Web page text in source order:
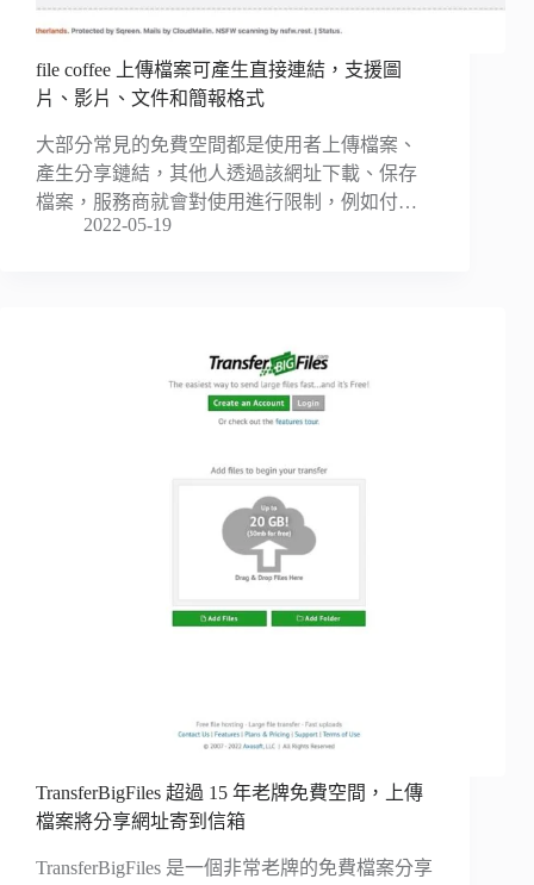
file coffee 上傳檔案可產生直接連結，支援圖
片、影片、文件和簡報格式
大部分常見的免費空間都是使用者上傳檔案、
產生分享鏈結，其他人透過該網址下載、保存
檔案，服務商就會對使用進行限制，例如付…
2022-05-19
TransferBigFiles 超過 15 年老牌免費空間，上傳
檔案將分享網址寄到信箱
TransferBigFiles 是一個非常老牌的免費檔案分享